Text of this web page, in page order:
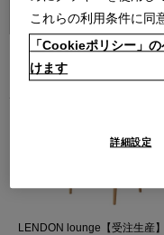
LENDON lounge【受注生産】
これらの利用条件に同
「Cookieポリシー」
けます
詳細設定